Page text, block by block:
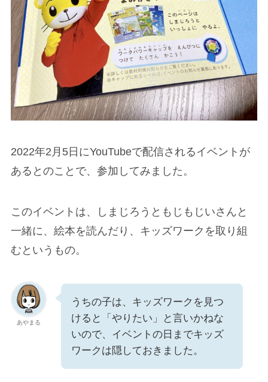
2022年2月5日にYouTubeで配信されるイベントが
あるとのことで、参加してみました。
このイベントは、しまじろうともじもじいさんと
一緒に、絵本を読んだり、キッズワークを取り組
むというもの。
あやまる
うちの子は、キッズワークを見つ
けると「やりたい」と言いかねな
いので、イベントの日までキッズ
ワークは隠しておきました。